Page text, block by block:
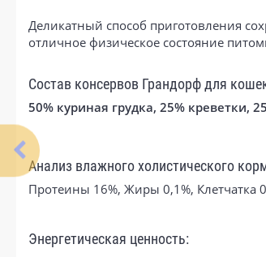
Деликатный способ приготовления
отличное физическое состояние
Состав консервов Грандорф для
50% куриная грудка, 25% креветки,
Анализ влажного холистического
Протеины 16%, Жиры 0,1%, Клетчатка
Энергетическая ценность: